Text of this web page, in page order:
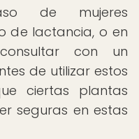
de mujeres
de lactancia, o en
con un
de utilizar estos
ciertas plantas
seguras en estas